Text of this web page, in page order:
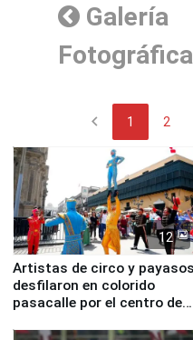
Galería
Fotográfica
chevron_left 1 2
12
Artistas de circo y payasos
desfilaron en colorido
pasacalle por el centro de